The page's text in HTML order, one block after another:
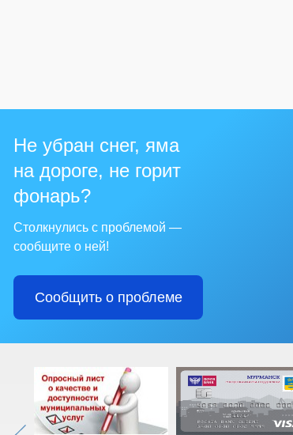
Не убран снег, яма
на дороге, не горит
фонарь?
Столкнулись с проблемой —
сообщите о ней!
Сообщить о проблеме